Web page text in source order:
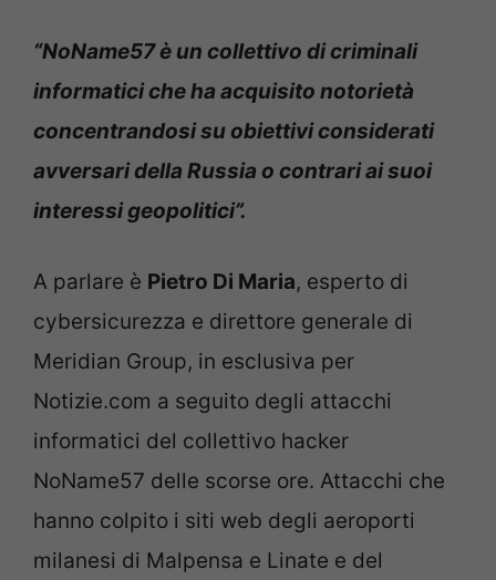
“NoName57 è un collettivo di criminali
informatici che ha acquisito notorietà
concentrandosi su obiettivi considerati
avversari della Russia o contrari ai suoi
interessi geopolitici”.
A parlare è Pietro Di Maria, esperto di
cybersicurezza e direttore generale di
Meridian Group, in esclusiva per
Notizie.com a seguito degli attacchi
informatici del collettivo hacker
NoName57 delle scorse ore. Attacchi che
hanno colpito i siti web degli aeroporti
milanesi di Malpensa e Linate e del